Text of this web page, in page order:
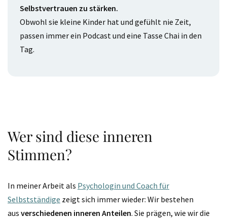
Selbstvertrauen zu stärken.
Obwohl sie kleine Kinder hat und gefühlt nie Zeit,
passen immer ein Podcast und eine Tasse Chai in den
Tag.
Wer sind diese inneren
Stimmen?
In meiner Arbeit als Psychologin und Coach für
Selbstständige zeigt sich immer wieder: Wir bestehen
aus verschiedenen inneren Anteilen. Sie prägen, wie wir die